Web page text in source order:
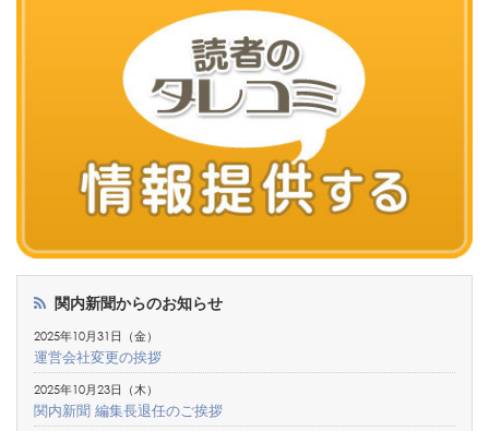
関内新聞からのお知らせ
2025年10月31日（金）
運営会社変更の挨拶
2025年10月23日（木）
関内新聞 編集長退任のご挨拶